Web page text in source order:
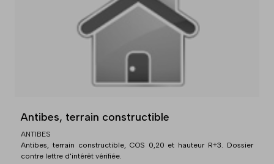
Antibes, terrain constructible
ANTIBES
Antibes, terrain constructible, COS 0,20 et hauteur R+3. Dossier
contre lettre d'intérêt vérifiée.